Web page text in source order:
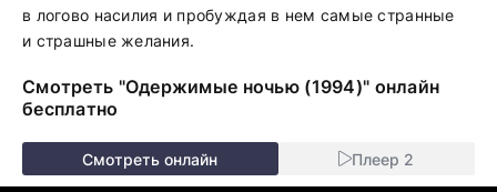
в логово насилия и пробуждая в нем самые странные
и страшные желания.
Смотреть "Одержимые ночью (1994)" онлайн
бесплатно
Смотреть онлайн Плеер 2